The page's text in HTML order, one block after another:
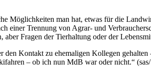
Möglichkeiten man hat, etwas für die
einer Trennung von Agrar- und
Fragen der Tierhaltung oder der
Kontakt zu ehemaligen Kollegen
– ob ich nun MdB war oder nicht.“